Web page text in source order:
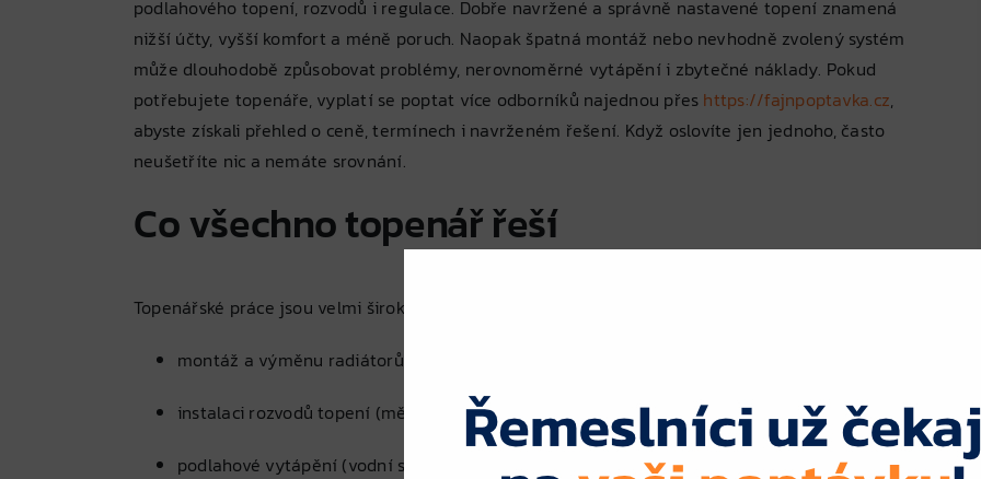
podlahového topení, rozvodů i regulace. Dobře navržené a správně nastavené topení znamená
nižší účty, vyšší komfort a méně poruch. Naopak špatná montáž nebo nevhodně zvolený systém
může dlouhodobě způsobovat problémy, nerovnoměrné vytápění i zbytečné náklady. Pokud
potřebujete topenáře, vyplatí se poptat více odborníků najednou přes https://fajnpoptavka.cz,
abyste získali přehled o ceně, termínech i navrženém řešení. Když oslovíte jen jednoho, často
neušetříte nic a nemáte srovnání.
Co všechno topenář řeší
Topenářské práce jsou velmi široké. Nejčastěji jde o:
montáž a výměnu radiátorů včetně ventilů a termostatických hlavic
instalaci rozvodů topení (měď, plast, ocel)
podlahové vytápění (vodní systémy)